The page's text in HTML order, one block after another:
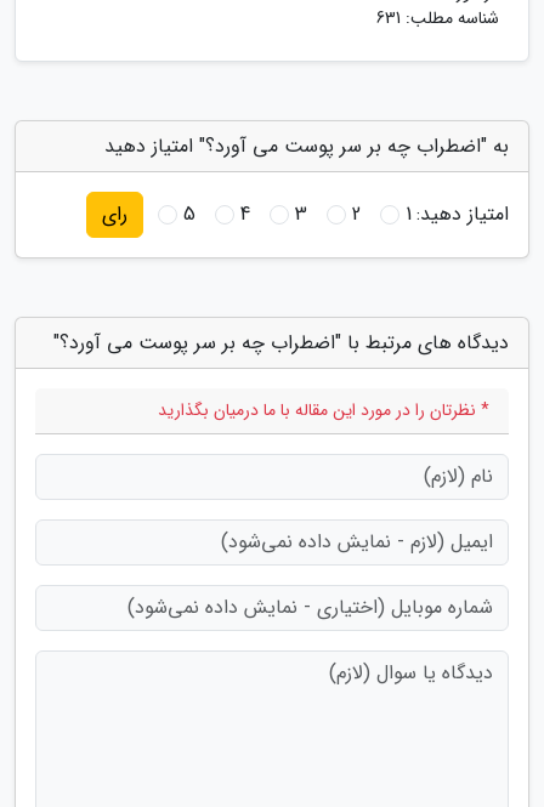
شناسه مطلب: 631
به "اضطراب چه بر سر پوست می آورد؟" امتیاز دهید
امتیاز دهید:1
2
3
4
5 رای
دیدگاه های مرتبط با "اضطراب چه بر سر پوست می آورد؟"
* نظرتان را در مورد این مقاله با ما درمیان بگذارید